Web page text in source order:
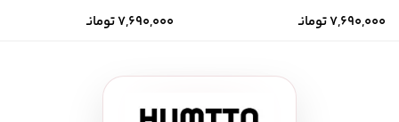
7,690,000تومانـ 7,690,000تومانـ